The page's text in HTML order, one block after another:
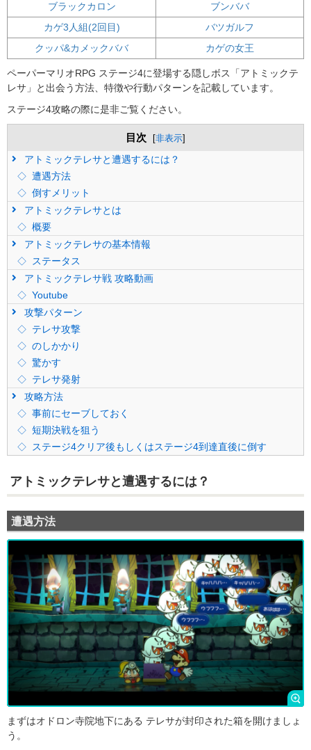
ブラックカロン
ブンババ
カゲ3人組(2回目)
バツガルフ
クッパ&カメックババ
カゲの女王
ペーパーマリオRPG ステージ4に登場する隠しボス「アトミックテ
レサ」と出会う方法、特徴や行動パターンを記載しています。
ステージ4攻略の際に是非ご覧ください。
目次 [非表示]
アトミックテレサと遭遇するには？
遭遇方法
倒すメリット
アトミックテレサとは
概要
アトミックテレサの基本情報
ステータス
アトミックテレサ戦 攻略動画
Youtube
攻撃パターン
テレサ攻撃
のしかかり
驚かす
テレサ発射
攻略方法
事前にセーブしておく
短期決戦を狙う
ステージ4クリア後もしくはステージ4到達直後に倒す
アトミックテレサと遭遇するには？
遭遇方法
まずはオドロン寺院地下にある テレサが封印された箱を開けましょ
う。